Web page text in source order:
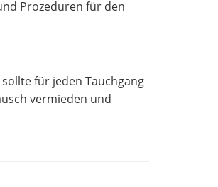
Prozeduren für den
für jeden Tauchgang
vermieden und